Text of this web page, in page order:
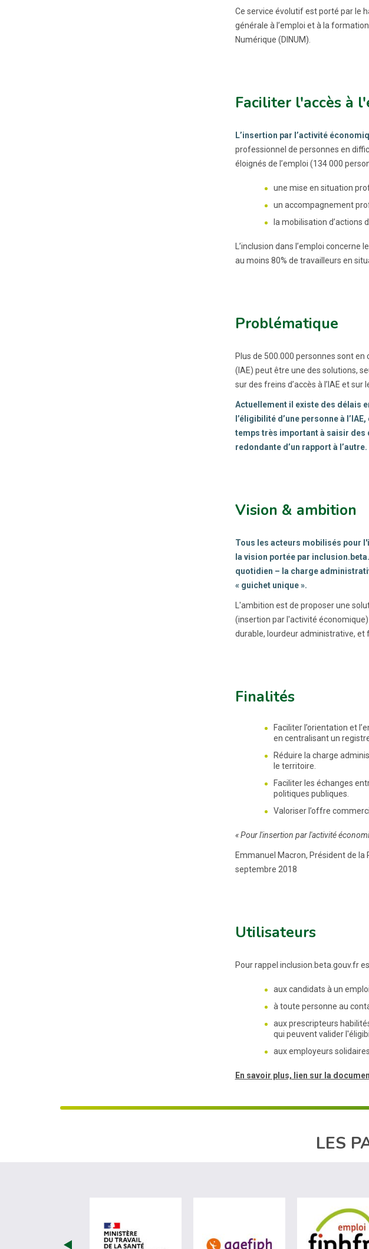
Ce service évolutif est porté par le
générale à l’emploi et à la
Numérique (DINUM).
Faciliter l'accès à
L’insertion par l’activité
professionnel de personnes en
éloignés de l’emploi (134 000
une mise en situation
un accompagnement
la mobilisation d’actions
L’inclusion dans l’emploi
au moins 80% de travailleurs en
Problématique
Plus de 500.000 personnes sont en
(IAE) peut être une des solutions,
sur des freins d’accès à l’IAE et
Actuellement il existe des délais
l’éligibilité d’une personne à
temps très important à saisir
redondante d’un rapport à l’autre.
Vision & ambition
Tous les acteurs mobilisés pour
la vision portée par
quotidien – la charge
« guichet unique ».
L'ambition est de proposer une
(insertion par l'activité
durable, lourdeur administrative, et
Finalités
Faciliter l’orientation et
en centralisant un
Réduire la charge
le territoire.
Faciliter les échanges
politiques publiques.
Valoriser l’offre
« Pour l'insertion par l'activité
Emmanuel Macron, Président de
septembre 2018
Utilisateurs
Pour rappel inclusion.beta.gouv.fr
aux candidats à un
à toute personne au
aux prescripteurs
qui peuvent valider
aux employeurs solidaires
En savoir plus, lien sur la
LES
visiter les site de Ministère du travail (nouvelle fenêtre)
visiter les site de Agefiph